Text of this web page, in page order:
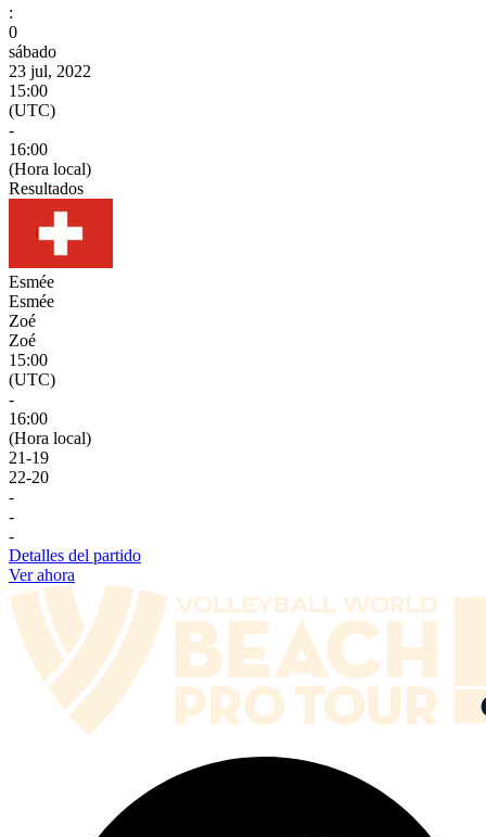
:
0
sábado
23 jul, 2022
15:00
(UTC)
-
16:00
(Hora local)
Resultados
Esmée
Esmée
Zoé
Zoé
15:00
(UTC)
-
16:00
(Hora local)
21-19
22-20
-
-
-
Detalles del partido
Ver ahora